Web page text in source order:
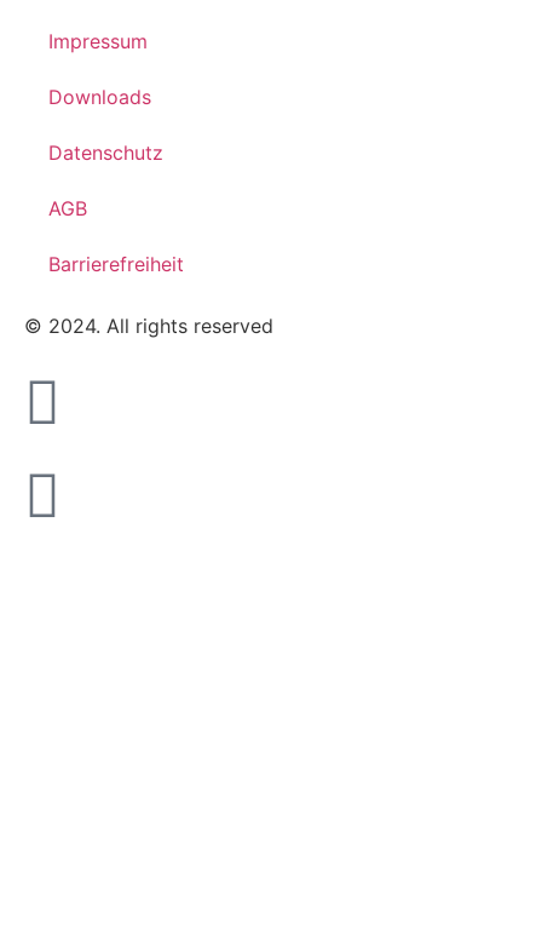
Impressum
Downloads
Datenschutz
AGB
Barrierefreiheit
© 2024. All rights reserved